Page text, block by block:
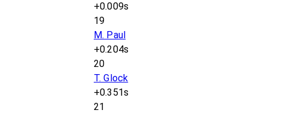
+0.009s
19
M. Paul
+0.204s
20
T. Glock
+0.351s
21